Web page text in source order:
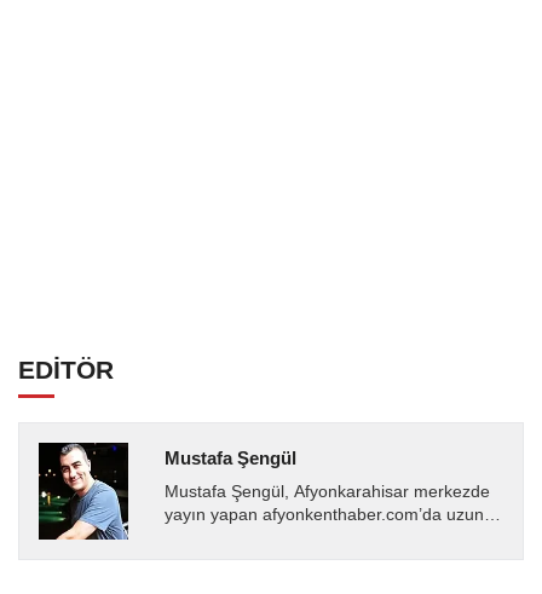
EDİTÖR
Mustafa Şengül
Mustafa Şengül, Afyonkarahisar merkezde
yayın yapan afyonkenthaber.com’da uzun
almakta, haber akışı...